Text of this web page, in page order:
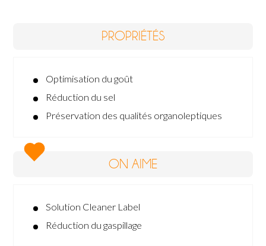
PROPRIÉTÉS
Optimisation du goût
Réduction du sel
Préservation des qualités organoleptiques
ON AIME
Solution Cleaner Label
Réduction du gaspillage